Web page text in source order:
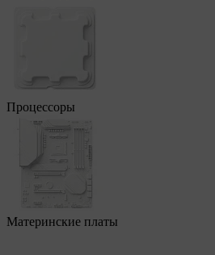
Процессоры
Материнские платы